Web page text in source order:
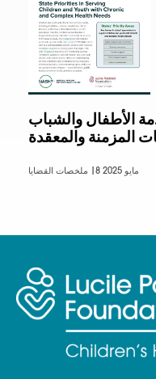
الأطفال والشباب
المزمنة والمعقدة
8 مايو 2025